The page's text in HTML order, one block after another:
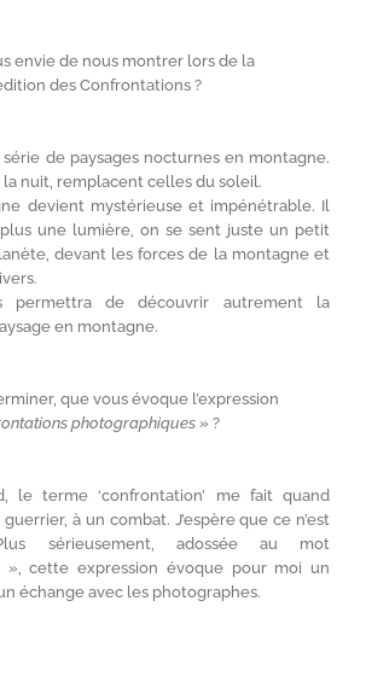
envie de nous montrer lors de la
des Confrontations ?
de paysages nocturnes en montagne.
nuit, remplacent celles du soleil.
devient mystérieuse et impénétrable. Il
plus une lumière, on se sent juste un petit
devant les forces de la montagne et
permettra de découvrir autrement la
en montagne.
que vous évoque l’expression
photographiques» ?
le terme ‘confrontation’ me fait quand
à un combat. J’espère que ce n’est
sérieusement, adossée au mot
», cette expression évoque pour moi un
échange avec les photographes.